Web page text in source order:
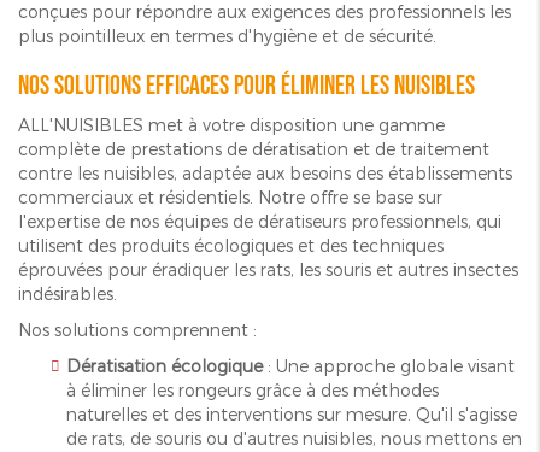
conçues pour répondre aux exigences des professionnels les
plus pointilleux en termes d'hygiène et de sécurité.
Nos solutions efficaces pour éliminer les nuisibles
ALL'NUISIBLES met à votre disposition une gamme
complète de prestations de dératisation et de traitement
contre les nuisibles, adaptée aux besoins des établissements
commerciaux et résidentiels. Notre offre se base sur
l'expertise de nos équipes de dératiseurs professionnels, qui
utilisent des produits écologiques et des techniques
éprouvées pour éradiquer les rats, les souris et autres insectes
indésirables.
Nos solutions comprennent :
Dératisation écologique: Une approche globale visant
à éliminer les rongeurs grâce à des méthodes
naturelles et des interventions sur mesure. Qu'il s'agisse
de rats, de souris ou d'autres nuisibles, nous mettons en